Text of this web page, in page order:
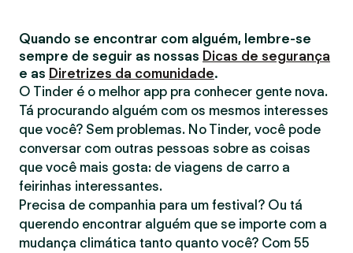
Quando se encontrar com alguém, lembre-se
sempre de seguir as nossas Dicas de segurança
e as Diretrizes da comunidade.
O Tinder é o melhor app pra conhecer gente nova.
Tá procurando alguém com os mesmos interesses
que você? Sem problemas. No Tinder, você pode
conversar com outras pessoas sobre as coisas
que você mais gosta: de viagens de carro a
feirinhas interessantes.
Precisa de companhia para um festival? Ou tá
querendo encontrar alguém que se importe com a
mudança climática tanto quanto você? Com 55